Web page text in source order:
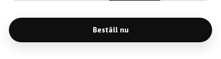
Beställ nu